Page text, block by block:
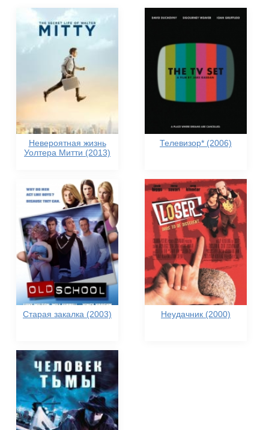
Невероятная жизнь
Уолтера Митти (2013)
Телевизор* (2006)
Старая закалка (2003) Неудачник (2000)